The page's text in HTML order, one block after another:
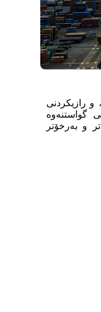
و رازیکردنی
گواستنەوە
و بەرخۆتر